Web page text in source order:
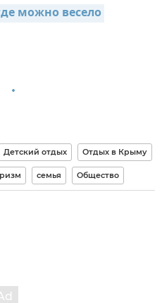
можно весело
Детский отдых Отдых в Крыму
семья Общество